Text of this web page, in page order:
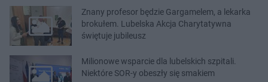
Znany profesor będzie Gargamelem, a lekarka
brokułem. Lubelska Akcja Charytatywna
świętuje jubileusz
Milionowe wsparcie dla lubelskich szpitali.
Niektóre SOR-y obeszły się smakiem